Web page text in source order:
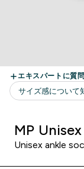
MP
Unisex ankle